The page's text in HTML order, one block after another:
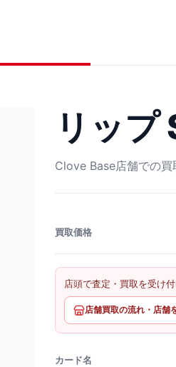
リッ
Clove Base店舗での買
買取価格
店頭で査定・買取を受け付
店舗買取の流れ・店舗
カード名